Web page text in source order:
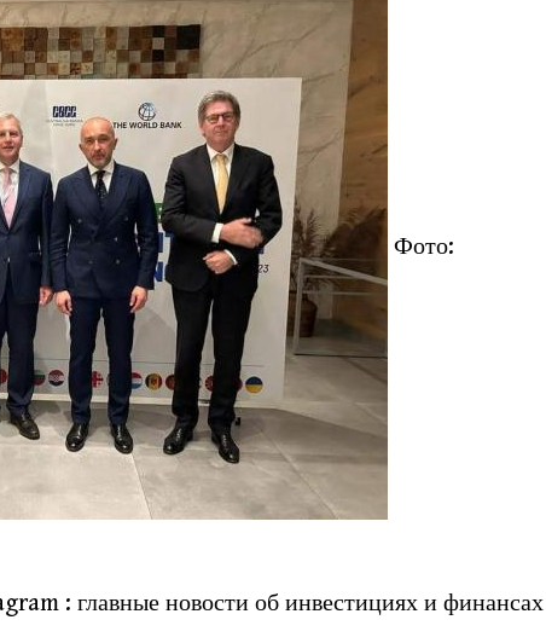
Фото:
: главные новости об инвестициях и финансах